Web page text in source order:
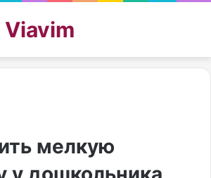
skin
Войти
Viavim
мелкую